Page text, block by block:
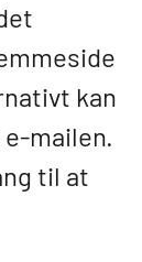
kan
mailen.
til at